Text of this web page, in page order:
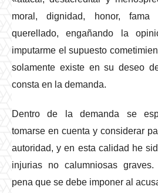
moral, dignidad, honor,
querellado, engañando la
imputarme el supuesto
solamente existe en su deseo
consta en la demanda.
Dentro de la demanda se
tomarse en cuenta y considerar
autoridad, y en esta calidad he
injurias no calumniosas
pena que se debe imponer al